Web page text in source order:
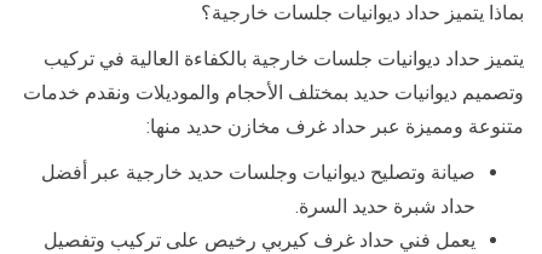
بماذا يتميز حداد ديوانيات جلسات خارجية؟
يتميز حداد ديوانيات جلسات خارجية بالكفاءة العالية في تركيب
وتصميم ديوانيات حديد بمختلف الأحجام والموديلات ونقدم خدمات
متنوعة ومميزة عبر حداد غرف مخازن حديد منها:
صيانة وتصليح ديوانيات وجلسات حديد خارجية عبر أفضل
حداد شبرة حديد السرة.
يعمل فني حداد غرف كيربي رخيص على تركيب وتفصيل